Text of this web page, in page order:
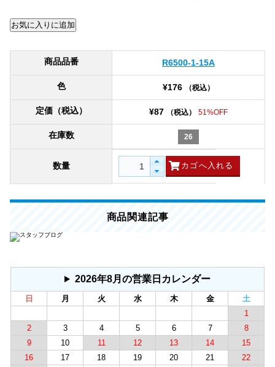
商品品番 R6500-1-15A
色 ¥176 （税込）
定価（税込） ¥87 （税込） 51%OFF
在庫数 26
数量
商品関連記事
2026年8月の営業日カレンダー
日 月 火 水 木 金
土
1
2
3 4 5 6 7
8
9
10 11 12 13 14
15
16
17 18 19 20 21
22